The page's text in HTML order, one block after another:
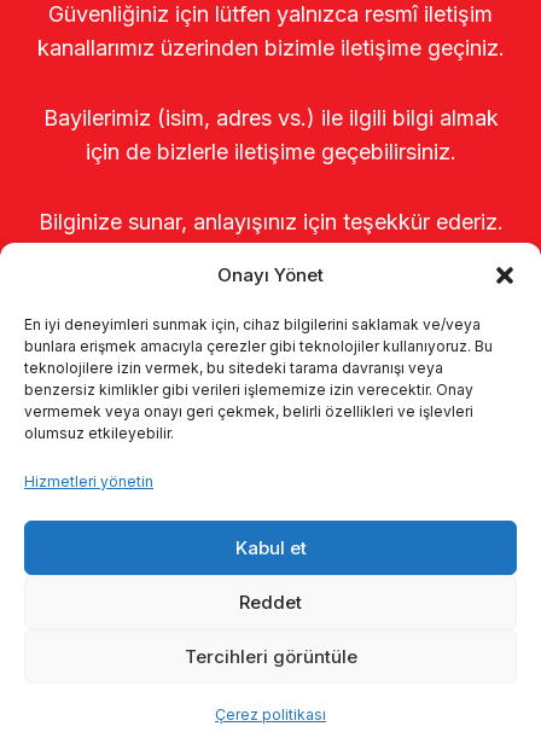
Onayı Yönet
En iyi deneyimleri sunmak için, cihaz bilgilerini saklamak ve/veya
bunlara erişmek amacıyla çerezler gibi teknolojiler kullanıyoruz. Bu
teknolojilere izin vermek, bu sitedeki tarama davranışı veya
benzersiz kimlikler gibi verileri işlememize izin verecektir. Onay
vermemek veya onayı geri çekmek, belirli özellikleri ve işlevleri
olumsuz etkileyebilir.
Hizmetleri yönetin
Kabul et
Reddet
Tercihleri görüntüle
Çerez politikası
Güvenliğiniz için lütfen yalnızca resmî iletişim
kanallarımız üzerinden bizimle iletişime geçiniz.
Bayilerimiz (isim, adres vs.) ile ilgili bilgi almak
için de bizlerle iletişime geçebilirsiniz.
Bilginize sunar, anlayışınız için teşekkür ederiz.
Kalite politikamız
© 2026 Enka Tarım